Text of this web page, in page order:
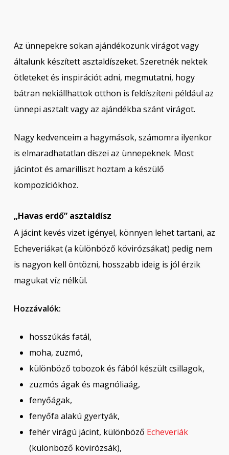
Az ünnepekre sokan ajándékozunk virágot vagy
általunk készített asztaldíszeket. Szeretnék nektek
ötleteket és inspirációt adni, megmutatni, hogy
bátran nekiállhattok otthon is feldíszíteni például az
ünnepi asztalt vagy az ajándékba szánt virágot.
Nagy kedvenceim a hagymások, számomra ilyenkor
is elmaradhatatlan díszei az ünnepeknek. Most
jácintot és amarilliszt hoztam a készülő
kompozíciókhoz.
„Havas erdő” asztaldísz
A jácint kevés vizet igényel, könnyen lehet tartani, az
Echeveriákat (a különböző kövirózsákat) pedig nem
is nagyon kell öntözni, hosszabb ideig is jól érzik
magukat víz nélkül.
Hozzávalók:
hosszúkás fatál,
moha, zuzmó,
különböző tobozok és fából készült csillagok,
zuzmós ágak és magnóliaág,
fenyőágak,
fenyőfa alakú gyertyák,
fehér virágú jácint, különböző Echeveriák
(különböző kövirózsák),